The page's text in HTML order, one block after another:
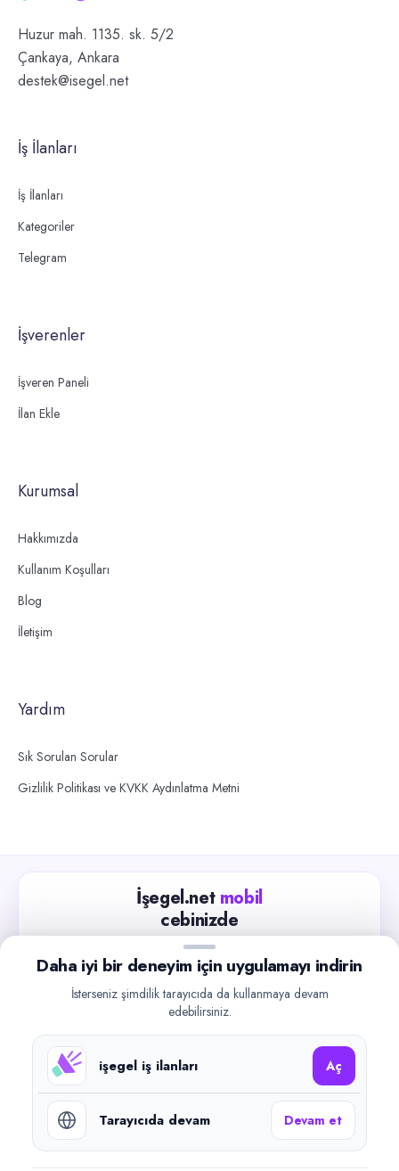
Huzur mah. 1135. sk. 5/2
Çankaya, Ankara
destek@isegel.net
İş İlanları
İş İlanları
Kategoriler
Telegram
İşverenler
İşveren Paneli
İlan Ekle
Kurumsal
Hakkımızda
Kullanım Koşulları
Blog
İletişim
Yardım
Sık Sorulan Sorular
Gizlilik Politikası ve KVKK Aydınlatma Metni
İşegel.net mobil
cebinizde
Güncel iş ilanlarını takip edin, işverenlerle hızlıca
iletişime geçin.
Google Play
©2026işegel.net. Tüm hakları saklıdır.
işegel.net bir ilan yayın platformudur; iş bulma aracılığı veya işe
yerleştirme faaliyeti yapmaz.
Daha iyi bir deneyim için uygulamayı indirin
İsterseniz şimdilik tarayıcıda da kullanmaya devam
edebilirsiniz.
işegel iş ilanları Aç
Tarayıcıda devam Devam et